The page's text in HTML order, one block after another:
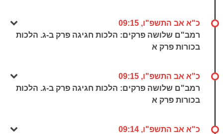
כ"א אב התשפ"ו, 09:15
רמב"ם שלושה פרקים: הלכות חגיגה פרק ב-ג. הלכות
בכורות פרק א
כ"א אב התשפ"ו, 09:15
רמב"ם שלושה פרקים: הלכות חגיגה פרק ב-ג. הלכות
בכורות פרק א
כ"א אב התשפ"ו, 09:14